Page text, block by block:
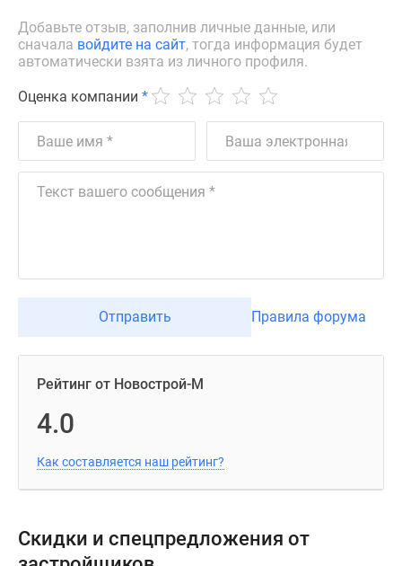
Добавьте отзыв, заполнив личные данные, или
сначала войдите на сайт, тогда информация будет
автоматически взята из личного профиля.
Оценка компании *
Отправить Правила форума
Рейтинг от Новострой-М
4.0
Как составляется наш рейтинг?
Скидки и спецпредложения от